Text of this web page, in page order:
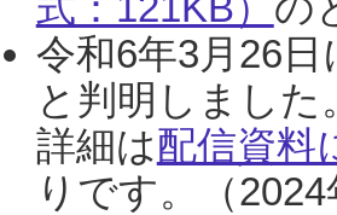
令和6年3月26
と判明しまし
詳細は配信資料
りです。（2024